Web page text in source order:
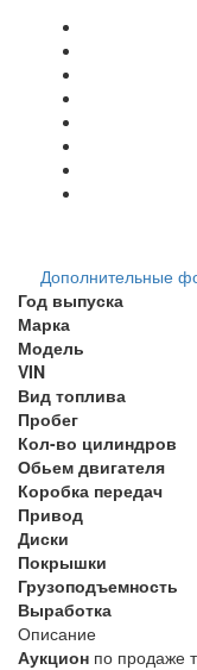
Дополнительные
Год выпуска
Марка
Модель
VIN
Вид топлива
Пробег
Кол-во цилиндров
Обьем двигателя
Коробка передач
Привод
Диски
Покрышки
Грузоподъемность
Выработка
Описание
Аукцион по продаже